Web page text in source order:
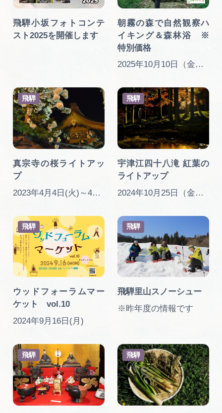
飛騨小坂フォトコンテ
スト2025を開催します
朝霧の森で自然観察ハ
イキング＆森林浴 ※
特別価格
2025年10月10日（金）、13日（月）少雨実施
真宗寺の桜ライトアッ
プ
飛騨
2023年4月4日(火)～4月22日(土)
宇津江四十八滝 紅葉の
ライトアップ
飛騨
2024年10月25日（金）～11月10日（日）
ウッドフォーラムマー
ケット vol.10
飛騨
2024年9月16日(月)
飛騨里山スノーシュー
飛騨
※昨年度の情報です
飛騨 飛騨